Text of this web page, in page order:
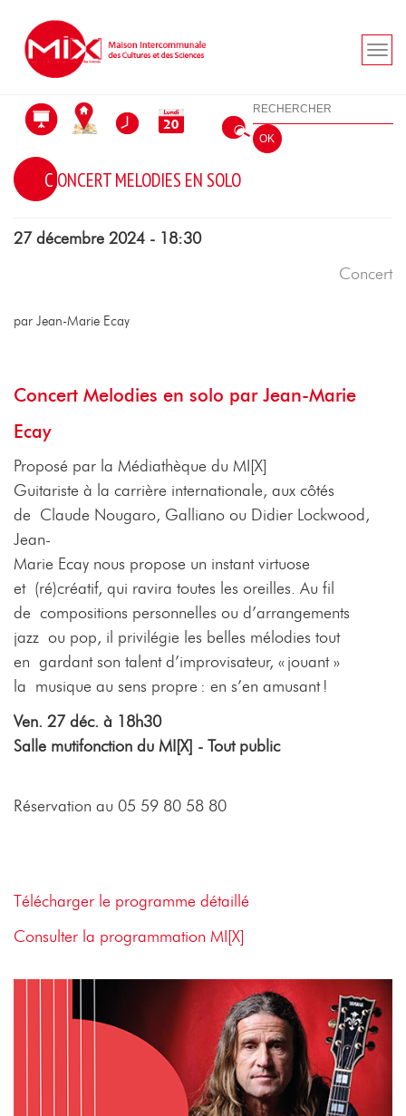
Rechercher
OK
CONCERT MELODIES EN SOLO
27 décembre 2024 - 18:30
Concert
par Jean-Marie Ecay
Concert Melodies en solo par Jean-Marie
Ecay
Proposé par la Médiathèque du MI[X]
Guitariste à la carrière internationale, aux côtés
de Claude Nougaro, Galliano ou Didier Lockwood,
Jean-
Marie Ecay nous propose un instant virtuose
et (ré)créatif, qui ravira toutes les oreilles. Au fil
de compositions personnelles ou d’arrangements
jazz ou pop, il privilégie les belles mélodies tout
en gardant son talent d’improvisateur, « jouant »
la musique au sens propre : en s’en amusant !
Ven. 27 déc. à 18h30
Salle mutifonction du MI[X] - Tout public
Réservation au 05 59 80 58 80
Télécharger le programme détaillé
Consulter la programmation MI[X]